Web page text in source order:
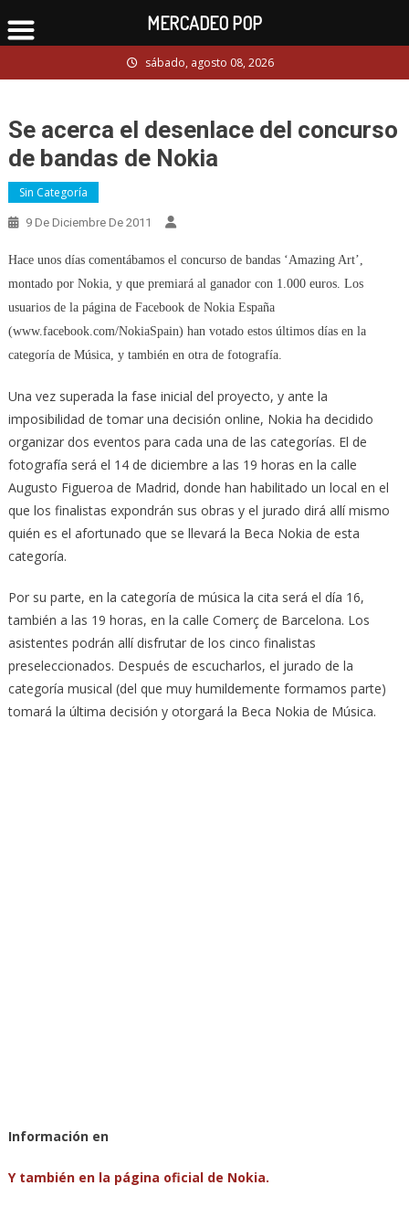
to
sábado, agosto 08, 2026
Se acerca el desenlace del concurso
de bandas de Nokia
Sin Categoría
9 De Diciembre De 2011
Hace unos días comentábamos el concurso de bandas ‘Amazing Art’,
montado por Nokia, y que premiará al ganador con 1.000 euros. Los
usuarios de la página de Facebook de Nokia España
(www.facebook.com/NokiaSpain) han votado estos últimos días en la
categoría de Música, y también en otra de fotografía.
Una vez superada la fase inicial del proyecto, y ante la
imposibilidad de tomar una decisión online, Nokia ha decidido
organizar dos eventos para cada una de las categorías. El de
fotografía será el 14 de diciembre a las 19 horas en la calle
Augusto Figueroa de Madrid, donde han habilitado un local en el
que los finalistas expondrán sus obras y el jurado dirá allí mismo
quién es el afortunado que se llevará la Beca Nokia de esta
categoría.
Por su parte, en la categoría de música la cita será el día 16,
también a las 19 horas, en la calle Comerç de Barcelona. Los
asistentes podrán allí disfrutar de los cinco finalistas
preseleccionados. Después de escucharlos, el jurado de la
categoría musical (del que muy humildemente formamos parte)
tomará la última decisión y otorgará la Beca Nokia de Música.
Información en
Y también en la página oficial de Nokia.
MERCADEO POP